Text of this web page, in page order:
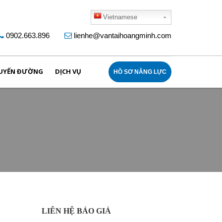
Vietnamese
0902.663.896 lienhe@vantaihoangminh.com
ĐƯỜNG DỊCH VỤ HỒ SƠ NĂNG LỰC
LIÊN HỆ BÁO GIÁ